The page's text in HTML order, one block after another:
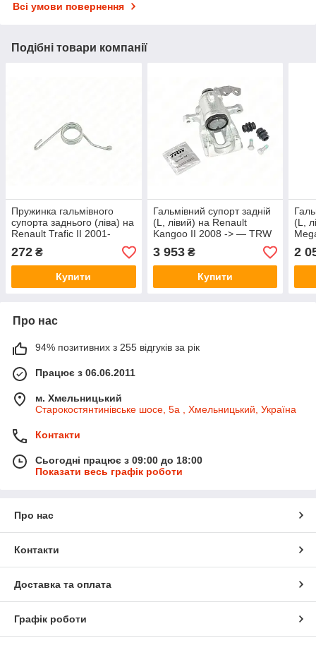
Всі умови повернення
Подібні товари компанії
Пружинка гальмівного
супорта заднього (ліва) на
Renault Trafic II 2001-
>2014 - Nissan (Оригінал)
- 44090-00QAC
272 ₴
Купити
Гальмівний супорт задній
(L, лівий) на Renault
Kangoo II 2008 -> — TRW
3 953₴
Купити
(L,
2
Про нас
94% позитивних з 255 відгуків за рік
Працює з 06.06.2011
м. Хмельницький
Старокостянтинівське шосе, 5а , Хмельницький, Україна
Контакти
Сьогодні працює з 09:00 до 18:00
Показати весь графік роботи
Про нас
Контакти
Доставка та оплата
Графік роботи